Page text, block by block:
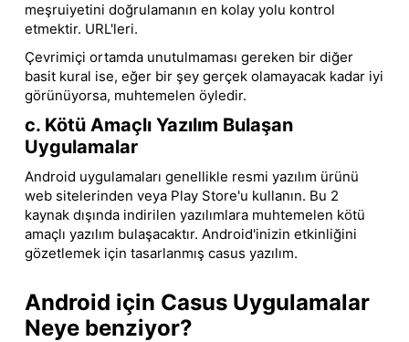
meşruiyetini doğrulamanın en kolay yolu kontrol
etmektir. URL'leri.
Çevrimiçi ortamda unutulmaması gereken bir diğer
basit kural ise, eğer bir şey gerçek olamayacak kadar iyi
görünüyorsa, muhtemelen öyledir.
c. Kötü Amaçlı Yazılım Bulaşan
Uygulamalar
Android uygulamaları genellikle resmi yazılım ürünü
web sitelerinden veya Play Store'u kullanın. Bu 2
kaynak dışında indirilen yazılımlara muhtemelen kötü
amaçlı yazılım bulaşacaktır. Android'inizin etkinliğini
gözetlemek için tasarlanmış casus yazılım.
Android için Casus Uygulamalar
Neye benziyor?